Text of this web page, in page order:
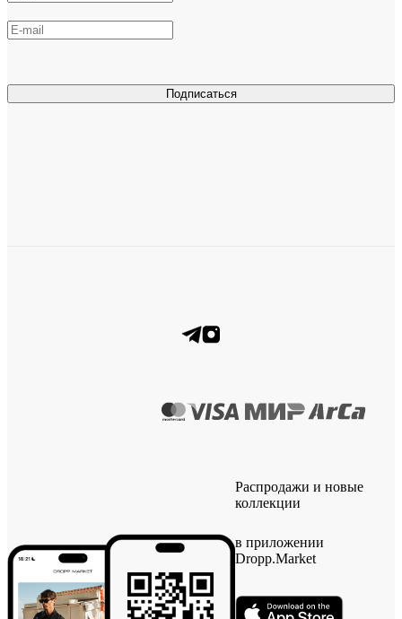
Подписаться
Распродажи и новые
коллекции
в приложении
Dropp.Market